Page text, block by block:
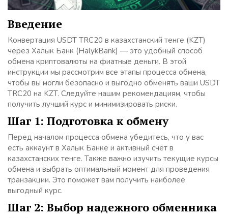
Введение
Конвертация USDT TRC20 в казахстанский тенге (KZT)
через Халык Банк (HalykBank) — это удобный способ
обмена криптовалюты на фиатные деньги. В этой
инструкции мы рассмотрим все этапы процесса обмена,
чтобы вы могли безопасно и выгодно обменять ваши USDT
TRC20 на KZT. Следуйте нашим рекомендациям, чтобы
получить лучший курс и минимизировать риски.
Шаг 1: Подготовка к обмену
Перед началом процесса обмена убедитесь, что у вас
есть аккаунт в Халык Банке и активный счет в
казахстанских тенге. Также важно изучить текущие курсы
обмена и выбрать оптимальный момент для проведения
транзакции. Это поможет вам получить наиболее
выгодный курс.
Шаг 2: Выбор надежного обменника